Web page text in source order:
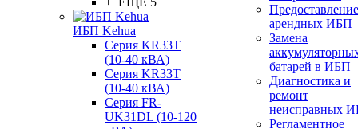
ИБП Kehua
Серия KR33T
(10-40 кВА)
Серия KR33T
(10-40 кВА)
Серия FR-
UK31DL (10-120
Предоставление
арендных ИБП
Замена
батарей в ИБП
Диагностика и
ремонт
неисправных
Регламентное